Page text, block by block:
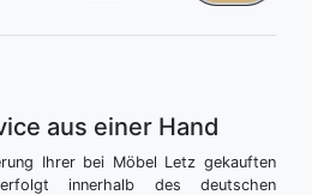
aus einer Hand
Ihrer bei Möbel Letz gekauften
innerhalb des deutschen